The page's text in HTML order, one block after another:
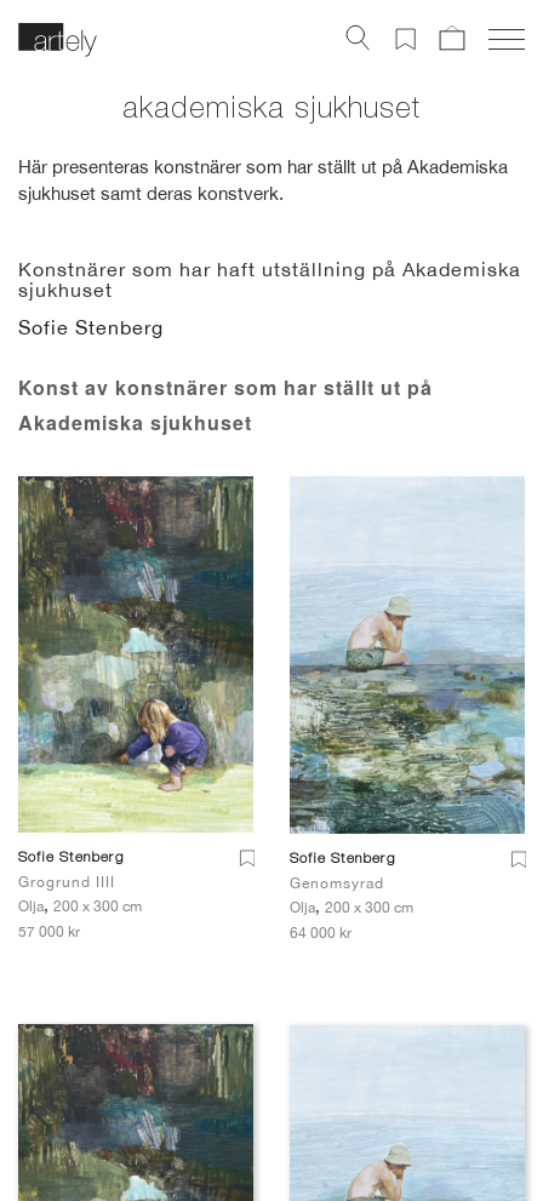
akademiska sjukhuset
Här presenteras konstnärer som har ställt ut på Akademiska
sjukhuset samt deras konstverk.
Konstnärer som har haft utställning på Akademiska
sjukhuset
Sofie Stenberg
Konst av konstnärer som har ställt ut på
Akademiska sjukhuset
Sofie Stenberg
Grogrund IIII
Olja, 200 x 300 cm
57 000 kr
Sofie Stenberg
Genomsyrad
Olja, 200 x 300 cm
64 000 kr